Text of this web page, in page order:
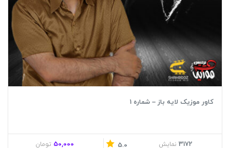
کاور موزیک لایه باز – شماره 1
3172 نمایش 5.0
50,000 تومان